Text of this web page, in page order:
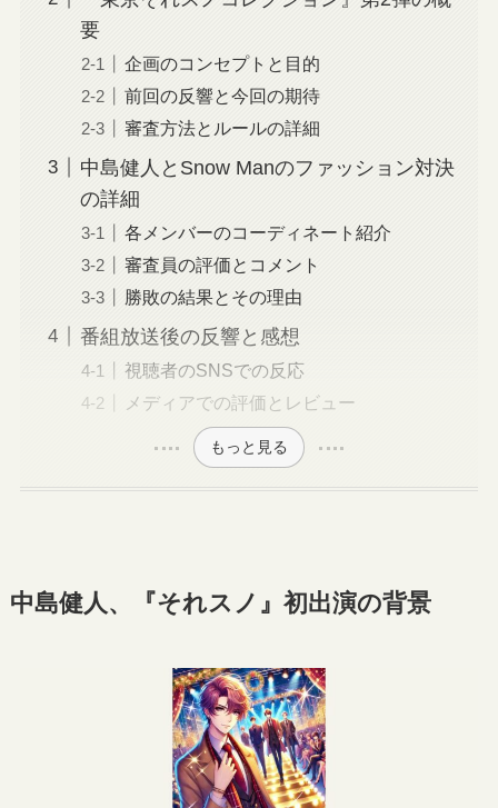
要
企画のコンセプトと目的
前回の反響と今回の期待
審査方法とルールの詳細
中島健人とSnow Manのファッション対決
の詳細
各メンバーのコーディネート紹介
審査員の評価とコメント
勝敗の結果とその理由
番組放送後の反響と感想
視聴者のSNSでの反応
メディアでの評価とレビュー
もっと見る
中島健人、『それスノ』初出演の背景